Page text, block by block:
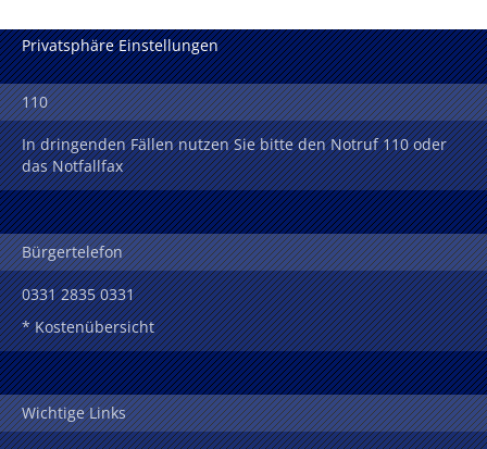
Privatsphäre Einstellungen
110
In dringenden Fällen nutzen Sie bitte den Notruf 110 oder
das Notfallfax
Bürgertelefon
0331 2835 0331
* Kostenübersicht
Wichtige Links